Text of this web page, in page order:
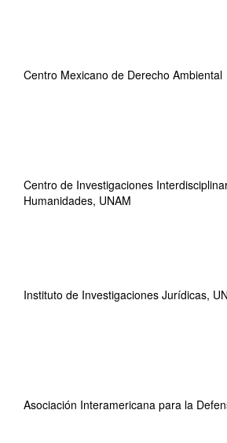
Centro Mexicano de Derecho Ambiental
Centro de Investigaciones
Humanidades, UNAM
Instituto de Investigaciones Jurídicas,
Asociación Interamericana para la